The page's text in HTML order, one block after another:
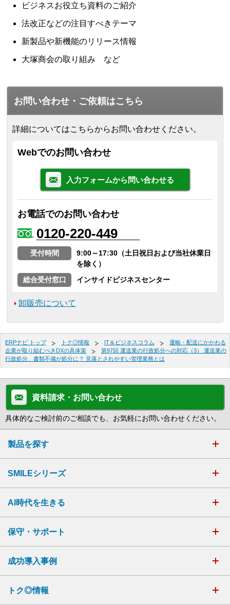
ビジネスお役立ち資料のご紹介
法改正などの注目すべきテーマ
新製品や新機能のリリース情報
大塚商会の取り組み など
お問い合わせ・ご依頼はこちら
詳細についてはこちらからお問い合わせください。
Webでのお問い合わせ
入力フォームから問い合わせる
お電話でのお問い合わせ
0120-220-449
受付時間
9:00～17:30（土日祝日および当社休業日
を除く）
総合受付窓口
インサイドビジネスセンター
卸販売について
ERPナビ トップ トク◎情報 IT＆ビジネスコラム
運輸・配送にかかわる
企業が取り組むべきDXの具体策
第97回 運送業の行政処分への対応（3） 運送業の
行政処分、書類不備が処分に？ 見落とされやすい管理業務とは
資料請求・お問い合わせ
具体的なご検討前のご相談でも、お気軽にお問い合わせください。
製品を探す
SMILEシリーズ
AI時代を生きる
保守・サポート
成功導入事例
トク◎情報